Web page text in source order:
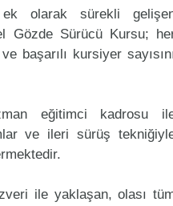
olarak sürekli
Gözde Sürücü Kursu;
başarılı kursiyer
eğitimci kadrosu
ve ileri sürüş
ile yaklaşan, olası